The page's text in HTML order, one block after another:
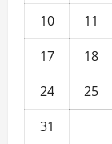
10
11
17
18
24
25
31